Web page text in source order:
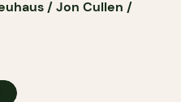
/ Jon Cullen /